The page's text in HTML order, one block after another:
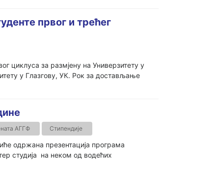
првог и трећег
циклуса за размјену на Универзитету у
у Глазгову, УК. Рок за достављање
АГГФ Стипендије
одржана презентација програма
студија на неком од водећих